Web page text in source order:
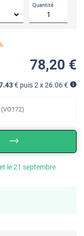
Quantité
78,20 €
€ puis 2 x26.06€
le 21 septembre